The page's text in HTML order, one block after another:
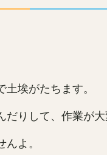
埃がたちます。
りして、作業が大
よ。